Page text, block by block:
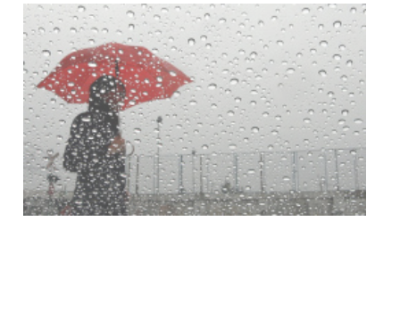
Clases de Muai Thai en Complejo